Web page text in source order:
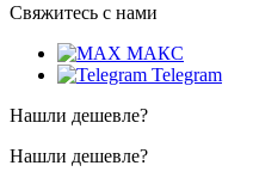
Свяжитесь с нами
МАКС
Telegram
Нашли дешевле?
Нашли дешевле?